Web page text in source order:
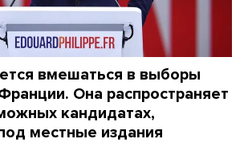
вмешаться в выборы
Она распространяет
кандидатах,
местные издания